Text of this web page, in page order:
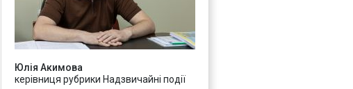
Юлія Акимова
керівниця рубрики Надзвичайні події